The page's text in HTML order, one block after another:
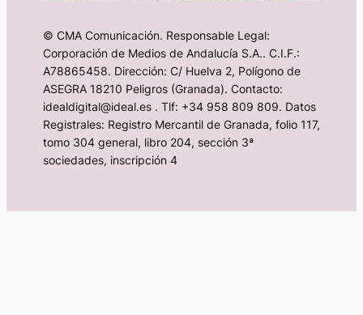
© CMA Comunicación. Responsable Legal:
Corporación de Medios de Andalucía S.A.. C.I.F.:
A78865458. Dirección: C/ Huelva 2, Polígono de
ASEGRA 18210 Peligros (Granada). Contacto:
idealdigital@ideal.es . Tlf: +34 958 809 809. Datos
Registrales: Registro Mercantil de Granada, folio 117,
tomo 304 general, libro 204, sección 3ª
sociedades, inscripción 4